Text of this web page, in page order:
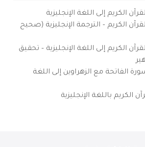
الكريم إلى اللغة الإنجليزية
الكريم – الترجمة الإنجليزية (صحيح
الكريم إلى اللغة الإنجليزية – تحقيق
الفاتحة مع الزهراوين إلى اللغة
الكريم باللغة الإنجليزية